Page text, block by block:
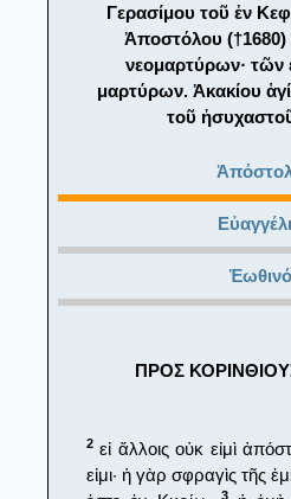
Γερασίμου τοῦ ἐν
Ἀποστόλου (†1680)
νεομαρτύρων· τῶν
μαρτύρων. Ἀκακίου
τοῦ
ΠΡΟΣ
2 εἰ ἄλλοις οὐκ εἰμὶ
εἰμι· ἡ γὰρ σφραγὶς τῆς
3